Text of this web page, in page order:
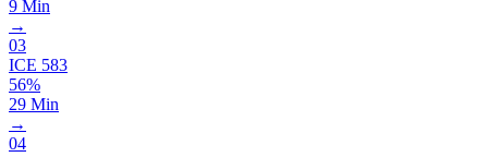
9 Min
→
03
ICE 583
56%
29 Min
→
04